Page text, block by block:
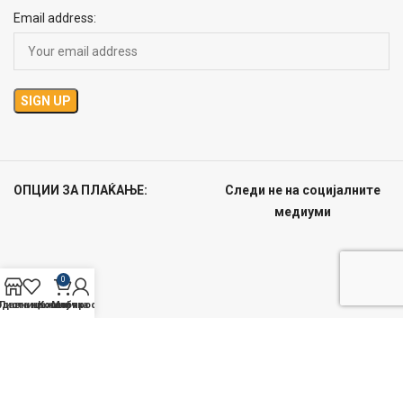
Email address:
ОПЦИИ ЗА ПЛАЌАЊЕ:
Следи не на социјалните
медиуми
на желби
0
Кошничка
Мој профил